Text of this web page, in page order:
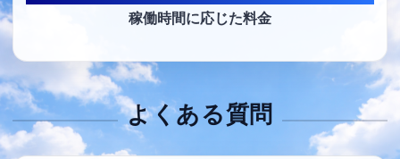
稼働時間に応じた料金
よくある質問